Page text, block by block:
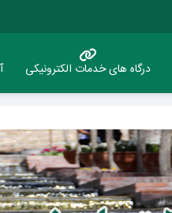
درگاه های خدمات الکترونیکی